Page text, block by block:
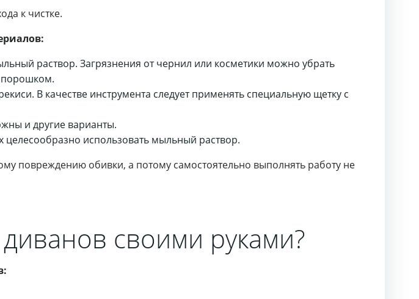
к чистке.
раствор. Загрязнения от чернил или косметики можно убрать
порошком.
В качестве инструмента следует применять специальную щетку с
и другие варианты.
целесообразно использовать мыльный раствор.
повреждению обивки, а потому самостоятельно выполнять работу не
своими руками?